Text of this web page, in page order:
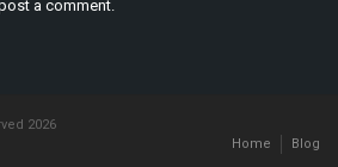
a comment.
2026
Home
Blog